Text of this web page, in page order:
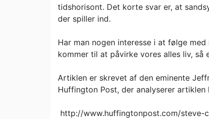
tidshorisont. Det korte svar er, at
der spiller ind.
Har man nogen interesse i at følge
kommer til at påvirke vores alles liv, så
Artiklen er skrevet af den eminente
Huffington Post, der analyserer artiklen
http://www.huffingtonpost.com/steve-